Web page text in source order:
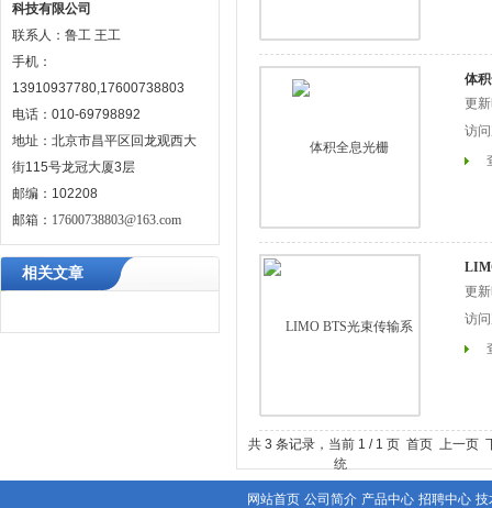
科技有限公司
联系人：鲁工 王工
手机：
13910937780,17600738803
电话：010-69798892
地址：北京市昌平区回龙观西大
街115号龙冠大厦3层
邮编：102208
邮箱： 17600738803@163.com
相关文章
体
更新
访问
更新
访问
共 3 条记录，当前 1 / 1 页 首页 上一
网站首页 公司简介 产品中心 招聘中心 技